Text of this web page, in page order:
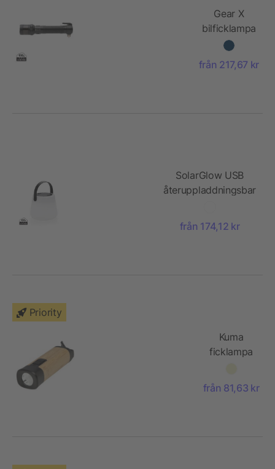
Gear X
bilficklampa
RCS
återvunnen
aluminium
från 217,67 kr
SolarGlow USB
återuppladdningsbar
från 174,12 kr
Priority
Kuma
ficklampa
karbinhake
av bambu
från 81,63 kr